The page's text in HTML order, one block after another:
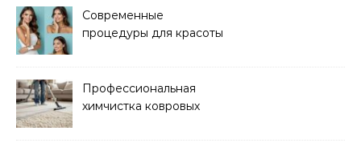
Современные
процедуры для красоты
Профессиональная
химчистка ковровых